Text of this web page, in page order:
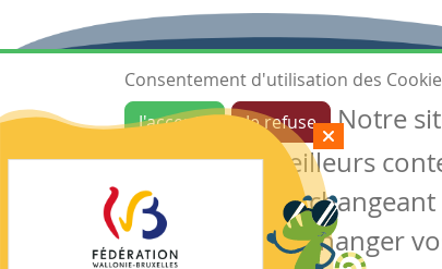
Ressources
Les ressources
Créer une ressource
Mes ressources
Consentement d'utilisation des
J'accepte
Je refuse
Notre
garantir de meilleurs
des cookies en
notre site sans changer